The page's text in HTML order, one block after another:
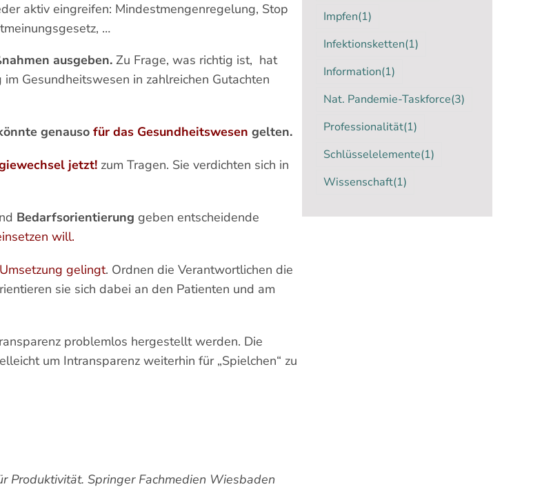
aktiv eingreifen: Mindestmengenregelung, Stop
…
ausgeben.Zu Frage, was richtig ist, hat
Gesundheitswesen in zahlreichen Gutachten
genauso für das Gesundheitswesen gelten.
jetzt!zum Tragen. Sie verdichten sich in
Bedarfsorientierung geben entscheidende
will.
gelingt. Ordnen die Verantwortlichen die
sie sich dabei an den Patienten und am
problemlos hergestellt werden. Die
um Intransparenz weiterhin für „Spielchen“ zu
Produktivität. Springer Fachmedien Wiesbaden
Impfen(1)
Infektionsketten(1)
Information(1)
Nat. Pandemie-Taskforce(3)
Professionalität(1)
Schlüsselelemente(1)
Wissenschaft(1)